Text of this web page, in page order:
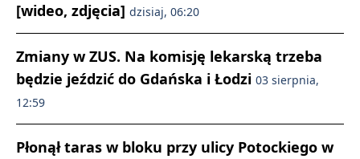
[wideo, zdjęcia] dzisiaj, 06:20
Zmiany w ZUS. Na komisję lekarską trzeba
będzie jeździć do Gdańska i Łodzi 03 sierpnia,
12:59
Płonął taras w bloku przy ulicy Potockiego w